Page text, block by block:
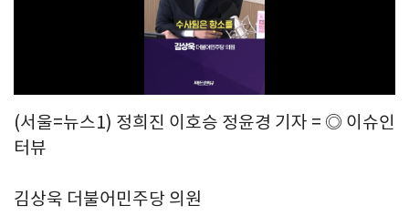
Play
Video
(서울=뉴스1) 정희진 이호승 정윤경 기자 = ◎ 이슈인
터뷰
김상욱 더불어민주당 의원